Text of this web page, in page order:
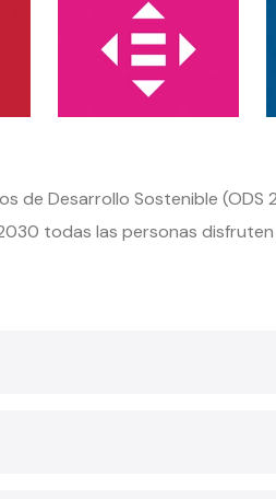
de Desarrollo Sostenible
todas las personas